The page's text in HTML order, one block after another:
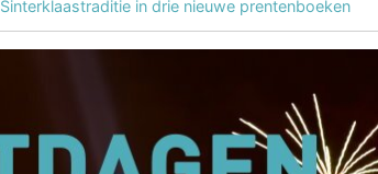
Sinterklaastraditie in drie nieuwe prentenboeken